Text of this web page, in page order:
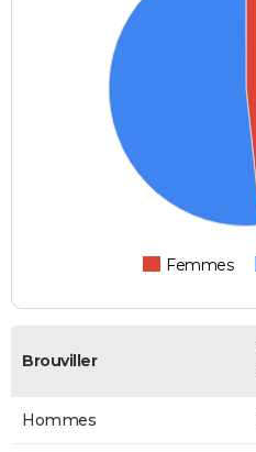
Femmes
Brouviller
Hommes